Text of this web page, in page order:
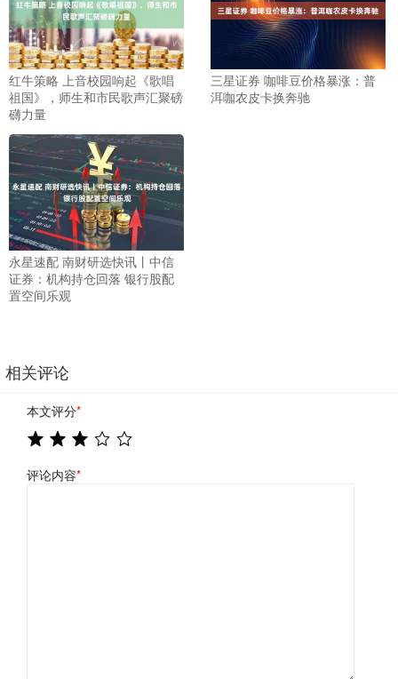
红牛策略 上音校园响起《歌唱
祖国》，师生和市民歌声汇聚磅
礴力量
三星证券 咖啡豆价格暴涨：普
洱咖农皮卡换奔驰
永星速配 南财研选快讯丨中信
证券：机构持仓回落 银行股配
置空间乐观
相关评论
本文评分*
评论内容*